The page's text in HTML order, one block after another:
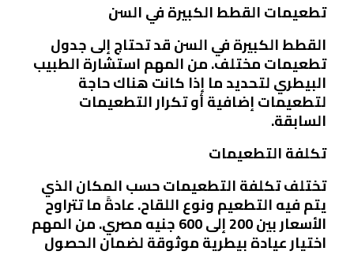
تطعيمات القطط الكبيرة في السن
القطط الكبيرة في السن قد تحتاج إلى جدول
تطعيمات مختلف. من المهم استشارة الطبيب
البيطري لتحديد ما إذا كانت هناك حاجة
لتطعيمات إضافية أو تكرار التطعيمات
السابقة.
تكلفة التطعيمات
تختلف تكلفة التطعيمات حسب المكان الذي
يتم فيه التطعيم ونوع اللقاح. عادةً ما تتراوح
الأسعار بين 200 إلى 600 جنيه مصري. من المهم
اختيار عيادة بيطرية موثوقة لضمان الحصول